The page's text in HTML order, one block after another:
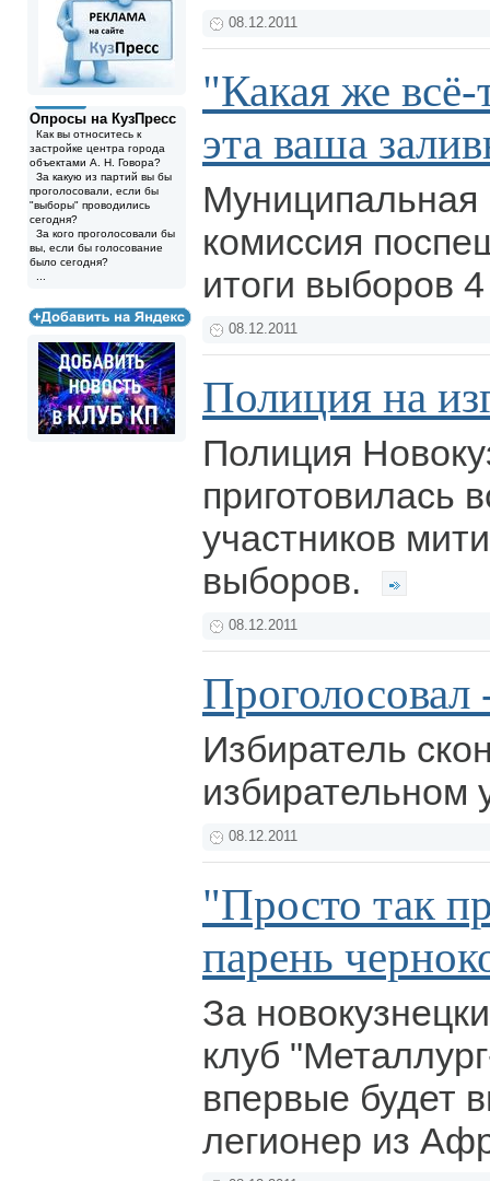
Опросы на КузПресс
Как вы относитесь к
застройке центра города
объектами А. Н. Говора?
За какую из партий вы бы
проголосовали, если бы
"выборы" проводились
сегодня?
За кого проголосовали бы
вы, если бы голосование
было сегодня?
08.12.2011
"Какая же всё-
эта ваша
Муниципальная
комиссия
итоги выборов
08.12.2011
Полиция на
Полиция
приготовилась
участников
выборов.
08.12.2011
Проголосовал
Избиратель
избирательном
08.12.2011
"Просто так
парень
За
клуб
впервые будет
легионер из